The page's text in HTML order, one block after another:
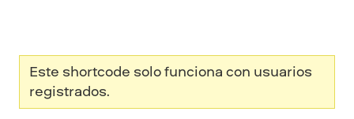
Este shortcode solo funciona con usuarios
registrados.